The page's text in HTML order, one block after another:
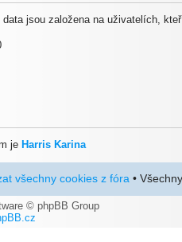
jsou založena na uživatelích,
je Harris Karina
všechny cookies z fóra •
© phpBB Group